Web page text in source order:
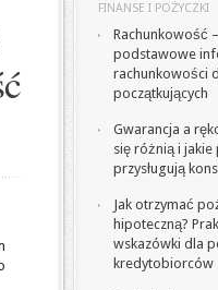
FINANSE I POŻYCZKI
Rachunkowość –
podstawowe
rachunkowości
początkujących
Gwarancja a
się różnią i jakie
przysługują
Jak otrzymać
hipoteczną?
wskazówki dla
kredytobiorców